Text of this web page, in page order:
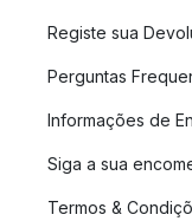
Registe sua
Perguntas
Informações de
Siga a sua
Termos &